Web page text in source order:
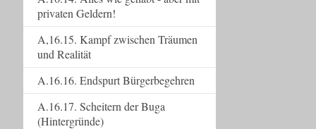
privaten Geldern!
A,16.15. Kampf zwischen Träumen
und Realität
A.16.16. Endspurt Bürgerbegehren
A.16.17. Scheitern der Buga
(Hintergründe)